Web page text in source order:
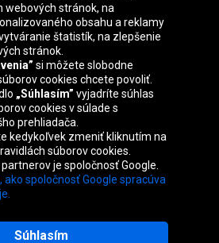
Deutschland Éire
France Italia Magyarország
Polska
United
Kingdom
webových stránok, na
obsahu a reklamy
štatistík, na zlepšenie
stránok.
si môžete slobodne
cookies chcete povoliť.
„Súhlasím” vyjadríte súhlas
cookies v súlade s
prehliadača.
kedykoľvek zmeniť kliknutím na
súborov cookies.
je spoločnosť Google.
ako spoločnosť Google spracúva
Súhlasím